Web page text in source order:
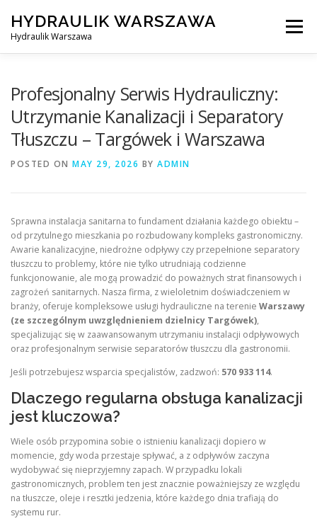
content
HYDRAULIK WARSZAWA
Hydraulik Warszawa
Menu
OBSŁUGIWANE LOKALIZACJE – WARSZAWA I OKOLICE
Profesjonalny Serwis Hydrauliczny:
Utrzymanie Kanalizacji i Separatory
Tłuszczu – Targówek i Warszawa
POSTED ON MAY 29, 2026 BY ADMIN
Sprawna instalacja sanitarna to fundament działania każdego obiektu –
od przytulnego mieszkania po rozbudowany kompleks gastronomiczny.
Awarie kanalizacyjne, niedrożne odpływy czy przepełnione separatory
tłuszczu to problemy, które nie tylko utrudniają codzienne
funkcjonowanie, ale mogą prowadzić do poważnych strat finansowych i
zagrożeń sanitarnych. Nasza firma, z wieloletnim doświadczeniem w
branży, oferuje kompleksowe usługi hydrauliczne na terenie Warszawy
(ze szczególnym uwzględnieniem dzielnicy Targówek),
specjalizując się w zaawansowanym utrzymaniu instalacji odpływowych
oraz profesjonalnym serwisie separatorów tłuszczu dla gastronomii.
Jeśli potrzebujesz wsparcia specjalistów, zadzwoń: 570 933 114.
Dlaczego regularna obsługa kanalizacji
jest kluczowa?
Wiele osób przypomina sobie o istnieniu kanalizacji dopiero w
momencie, gdy woda przestaje spływać, a z odpływów zaczyna
wydobywać się nieprzyjemny zapach. W przypadku lokali
gastronomicznych, problem ten jest znacznie poważniejszy ze względu
na tłuszcze, oleje i resztki jedzenia, które każdego dnia trafiają do
systemu rur.